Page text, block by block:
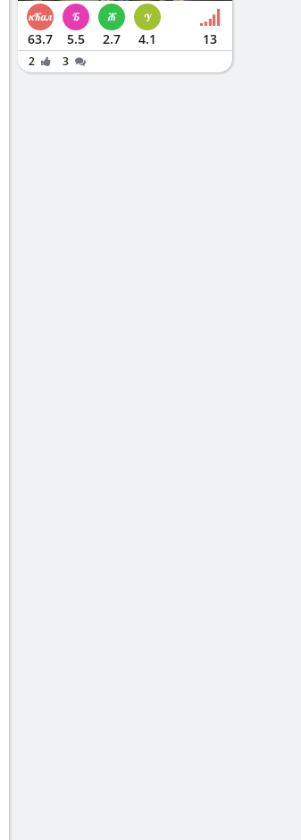
63.7 5.5 2.7 4.1 13
2 3